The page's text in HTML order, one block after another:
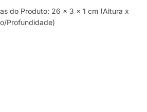
do Produto: 26 x 3 x 1 cm (Altura x
Profundidade)